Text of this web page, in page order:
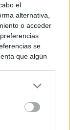
el
alternativa,
o acceder
se
que algún
preferencias
en la
de otro